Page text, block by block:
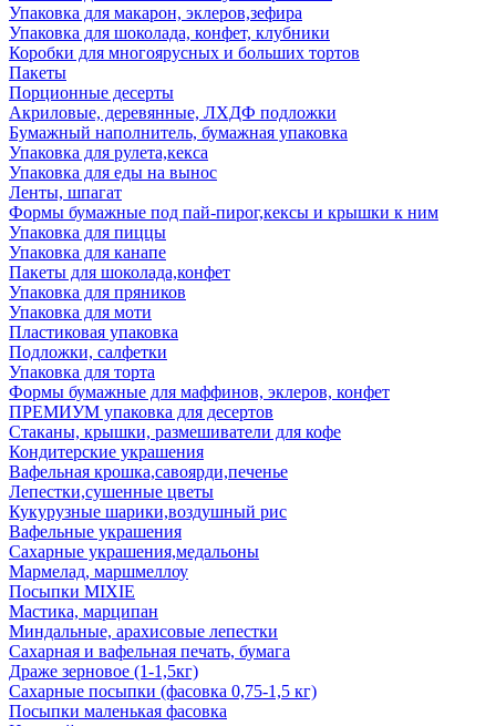
Упаковка для макарон, эклеров,зефира
Упаковка для шоколада, конфет, клубники
Коробки для многоярусных и больших тортов
Пакеты
Порционные десерты
Акриловые, деревянные, ЛХДФ подложки
Бумажный наполнитель, бумажная упаковка
Упаковка для рулета,кекса
Упаковка для еды на вынос
Ленты, шпагат
Формы бумажные под пай-пирог,кексы и крышки к ним
Упаковка для пиццы
Упаковка для канапе
Пакеты для шоколада,конфет
Упаковка для пряников
Упаковка для моти
Пластиковая упаковка
Подложки, салфетки
Упаковка для торта
Формы бумажные для маффинов, эклеров, конфет
ПРЕМИУМ упаковка для десертов
Стаканы, крышки, размешиватели для кофе
Кондитерские украшения
Вафельная крошка,савоярди,печенье
Лепестки,сушенные цветы
Кукурузные шарики,воздушный рис
Вафельные украшения
Сахарные украшения,медальоны
Мармелад, маршмеллоу
Посыпки MIXIE
Мастика, марципан
Миндальные, арахисовые лепестки
Сахарная и вафельная печать, бумага
Драже зерновое (1-1,5кг)
Сахарные посыпки (фасовка 0,75-1,5 кг)
Посыпки маленькая фасовка